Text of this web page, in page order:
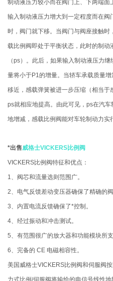
制动液压力较小而在阀门上、下两端
输入制动液压力增大到一定程度而在
时，阀门就下移。当阀门与阀座接触
载比例阀即处于平衡状态，此时的制
（ps）。此后，如果输入制动液压力
量将小于P1的增量。当轿车承载质量
移近，感载弹簧被进一步压缩（相当于
ps就相应地提高。由此可见，ps在汽
地增减，感载比例阀能对车轮制动力实
*出售威格士VICKERS比例阀
VICKERS比例阀特征和优点：
1、阀芯和流量选则范围广。
2、电气反馈差动变压器确保了精确的阀
3、内置电流反馈确保了*控制。
4、经过振动和冲击测试。
5、有范围很广的放大器和功能模块所支
6、完备的 CE 电磁相容性。
美国威格士VICKERS比例阀和伺服阀
力式比例/伺服阀将输给的电信号线性